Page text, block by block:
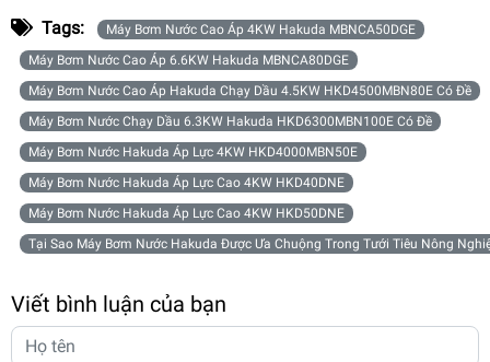
Tags:
Máy Bơm Nước Cao Áp 4KW Hakuda MBNCA50DGE
Máy Bơm Nước Cao Áp 6.6KW Hakuda MBNCA80DGE
Máy Bơm Nước Cao Áp Hakuda Chạy Dầu 4.5KW HKD4500MBN80E Có Đề
Máy Bơm Nước Chạy Dầu 6.3KW Hakuda HKD6300MBN100E Có Đề
Máy Bơm Nước Hakuda Áp Lực 4KW HKD4000MBN50E
Máy Bơm Nước Hakuda Áp Lực Cao 4KW HKD40DNE
Máy Bơm Nước Hakuda Áp Lực Cao 4KW HKD50DNE
Tại Sao Máy Bơm Nước Hakuda Được Ưa Chuộng Trong Tưới Tiêu Nông
Viết bình luận của bạn